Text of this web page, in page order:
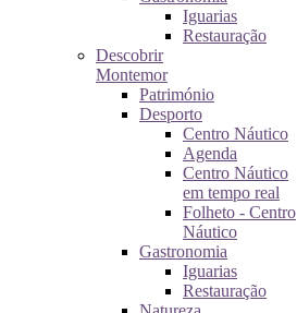
Iguarias
Restauração
Descobrir
Montemor
Património
Desporto
Centro Náutico
Agenda
Centro Náutico
em tempo real
Folheto - Centro
Náutico
Gastronomia
Iguarias
Restauração